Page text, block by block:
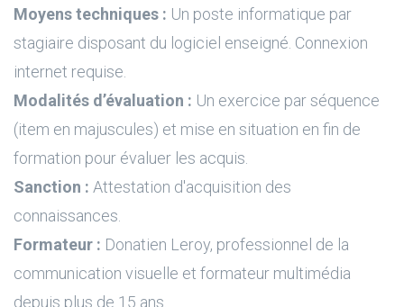
Moyens techniques : Un poste informatique par
stagiaire disposant du logiciel enseigné. Connexion
internet requise.
Modalités d’évaluation : Un exercice par séquence
(item en majuscules) et mise en situation en fin de
formation pour évaluer les acquis.
Sanction : Attestation d'acquisition des
connaissances.
Formateur : Donatien Leroy, professionnel de la
communication visuelle et formateur multimédia
depuis plus de 15 ans.